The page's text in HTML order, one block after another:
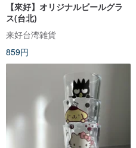
【來好】オリジナルビールグラ
ス(台北)
来好台湾雑貨
859円